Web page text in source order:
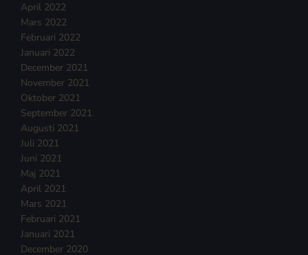
April 2022
Mars 2022
Februari 2022
Januari 2022
December 2021
November 2021
Oktober 2021
September 2021
Augusti 2021
Juli 2021
Juni 2021
Maj 2021
April 2021
Mars 2021
Februari 2021
Januari 2021
December 2020